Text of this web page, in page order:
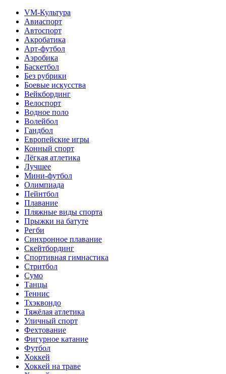
VM-Культура
Авиаспорт
Автоспорт
Акробатика
Арт-футбол
Аэробика
Баскетбол
Без рубрики
Боевые искусства
Вейкбординг
Велоспорт
Водное поло
Волейбол
Гандбол
Европейские игры
Конный спорт
Лёгкая атлетика
Лучшее
Мини-футбол
Олимпиада
Пейнтбол
Плавание
Пляжные виды спорта
Прыжки на батуте
Регби
Синхронное плавание
Скейтбординг
Спортивная гимнастика
Стритбол
Сумо
Танцы
Теннис
Тхэквондо
Тяжёлая атлетика
Уличный спорт
Фехтование
Фигурное катание
Футбол
Хоккей
Хоккей на траве